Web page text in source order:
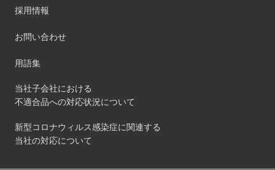
事業
ガバナンス
マテリアリティ
サステナビリティデータ
第三者保証
社外団体への加盟
社外からの評価
財務ハイライト
IRカレンダー
個人投資家のみなさまへ
採用情報
お問い合わせ
用語集
当社子会社における
不適合品への対応状況について
新型コロナウィルス感染症に関連する
当社の対応について